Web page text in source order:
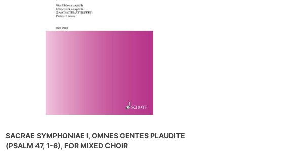
SACRAE SYMPHONIAE I, OMNES GENTES PLAUDITE
(PSALM 47, 1-6), FOR MIXED CHOIR